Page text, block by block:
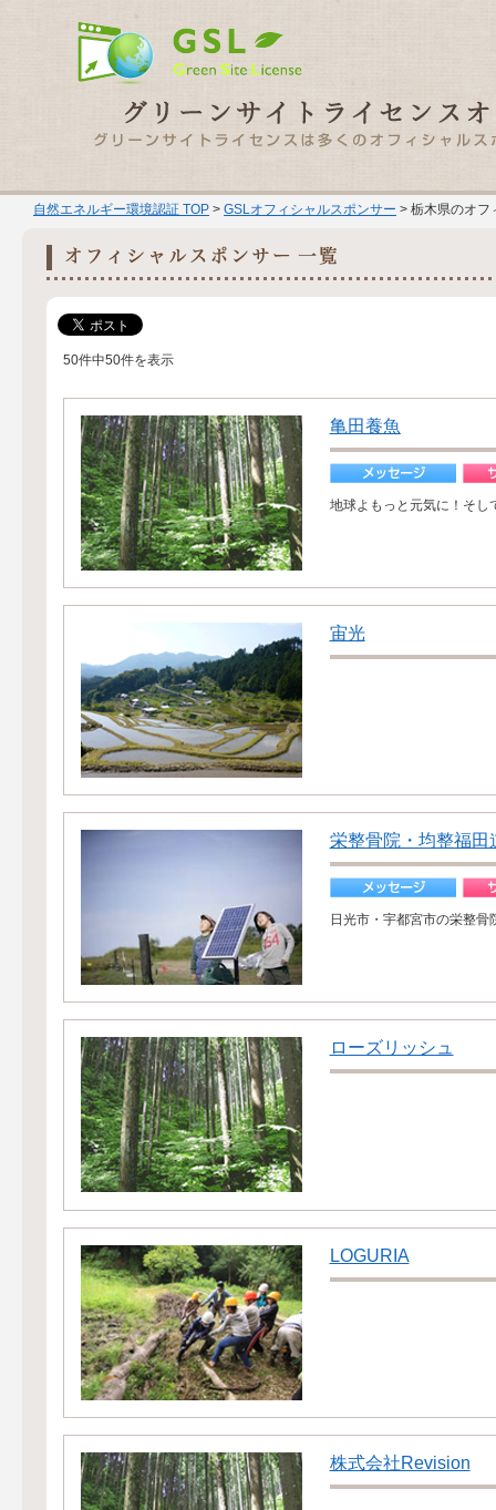
自然エネルギー環境認証 TOP > GSLオフィシャルスポンサー > 栃木県のオフ
50件中50件を表示
亀田養魚
地球よもっと元気に！そし
宙光
栄整骨院・均整福田
日光市・宇都宮市の栄整
ローズリッシュ
LOGURIA
株式会社Revision